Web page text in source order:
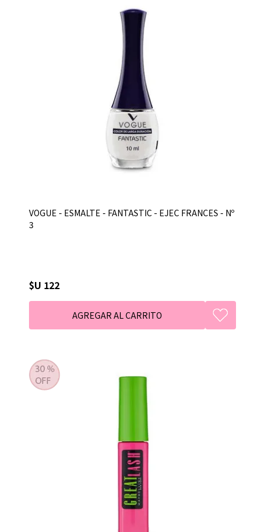
VOGUE - ESMALTE - FANTASTIC - EJEC FRANCES - Nº
3
$U 122